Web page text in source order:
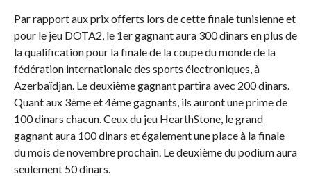
Par rapport aux prix offerts lors de cette finale tunisienne et
pour le jeu DOTA2, le 1er gagnant aura 300 dinars en plus de
la qualification pour la finale de la coupe du monde de la
fédération internationale des sports électroniques, à
Azerbaïdjan. Le deuxième gagnant partira avec 200 dinars.
Quant aux 3ème et 4ème gagnants, ils auront une prime de
100 dinars chacun. Ceux du jeu HearthStone, le grand
gagnant aura 100 dinars et également une place à la finale
du mois de novembre prochain. Le deuxième du podium aura
seulement 50 dinars.